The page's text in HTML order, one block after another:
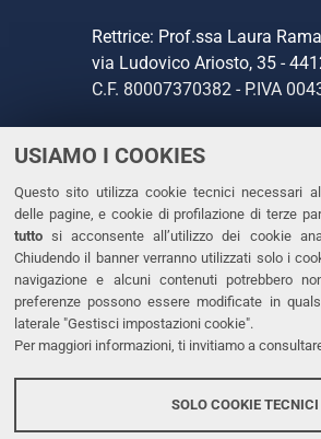
USIAMO I COOKIES
Questo sito utilizza cookie tecnici necessari
delle pagine, e cookie di profilazione di terze
tutto si acconsente all’utilizzo dei cookie
Chiudendo il banner verranno utilizzati solo i
navigazione e alcuni contenuti potrebbero
preferenze possono essere modificate in
laterale "Gestisci impostazioni cookie".
Per maggiori informazioni, ti invitiamo a
SOLO COOKIE TECNICI
Rettrice: Prof.ssa Laura
via Ludovico Ariosto, 35 -
C.F. 80007370382 - P.IVA
CONTATTI
Tel. +39 0532 293111
Fax. +39 0532 293031
PEC
LINKS
Dichiarazione di accessibilità
Protezione dati personali